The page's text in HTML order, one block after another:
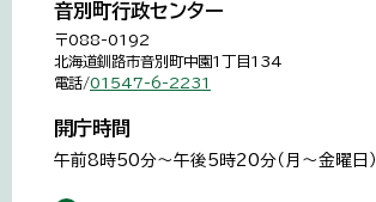
音別町行政センター
〒088-0192
北海道釧路市音別町中園1丁目134
電話/01547-6-2231
開庁時間
午前8時50分～午後5時20分（月～金曜日）